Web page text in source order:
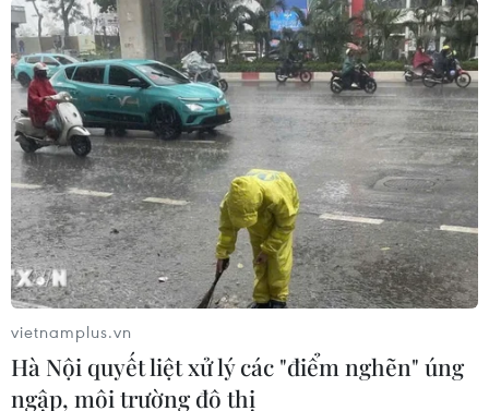
#Hà Nội #học trực tuyến #tử vong
#điện giật
TP. Hà Nội
Theo dõi VietnamPlus
vietnamplus.vn
Hà Nội quyết liệt xử lý các "điểm nghẽn" úng
ngập, môi trường đô thị